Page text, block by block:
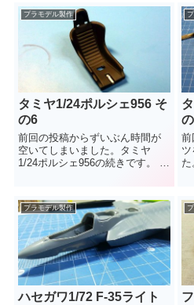
プラモデル製作
タミヤ1/24ポルシェ956 そ
の6
前回の投稿からずいぶん時間が
空いてしまいました。タミヤ
1/24ポルシェ956の続きです。 前
ーツの...
前
た。 今回は塗
装
プラモデル製作
ハセガワ1/72 F-35ライト